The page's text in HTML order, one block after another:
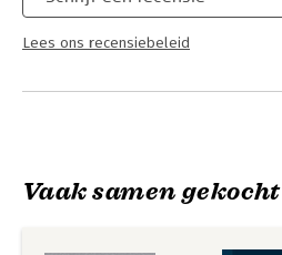
Lees ons recensiebeleid
Vaak samen gekocht